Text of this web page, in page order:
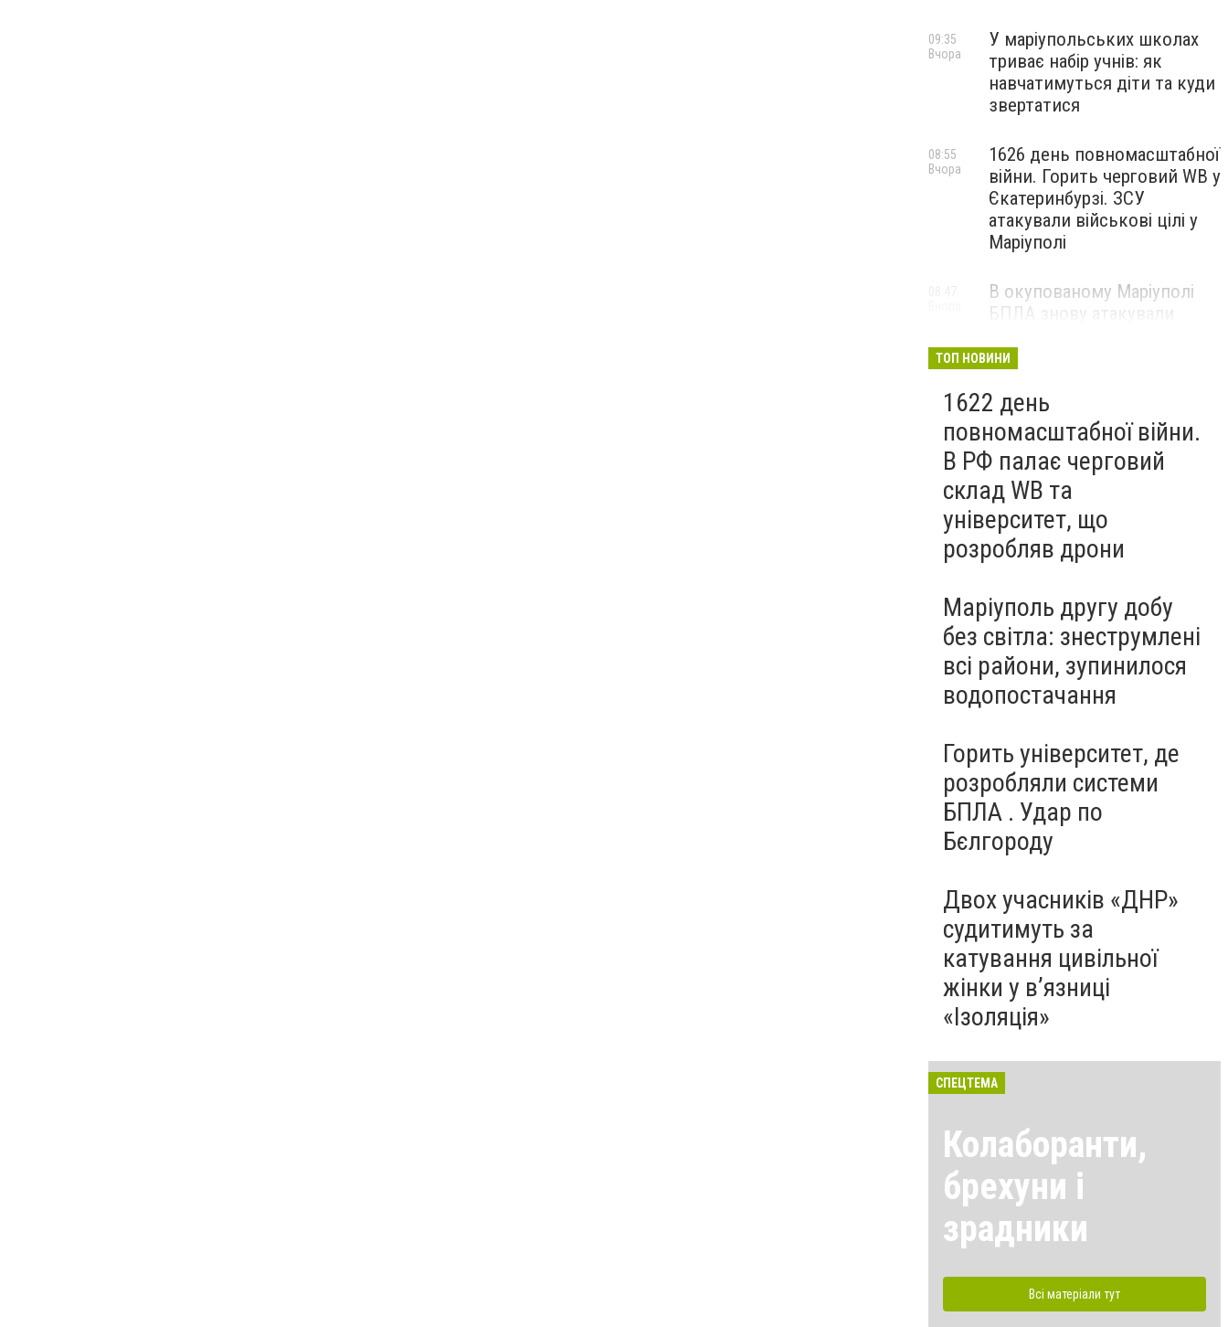
У маріупольських школах
триває набір учнів: як
навчатимуться діти та куди
звертатися
09:35
Вчора
1626 день повномасштабної
війни. Горить черговий WB у
Єкатеринбурзі. ЗСУ
атакували військові цілі у
Маріуполі
08:55
Вчора
В окупованому Маріуполі
БПЛА знову атакували
— ВІДЕО
ТОП НОВИНИ
1622 день
повномасштабної війни.
В РФ палає черговий
склад WB та
університет, що
розробляв дрони
Маріуполь другу добу
без світла: знеструмлені
всі райони, зупинилося
водопостачання
Горить університет, де
розробляли системи
БПЛА . Удар по
Бєлгороду
Двох учасників «ДНР»
судитимуть за
катування цивільної
жінки у в’язниці
«Ізоляція»
СПЕЦТЕМА
Колаборанти,
брехуни і
зрадники
Всі матеріали тут